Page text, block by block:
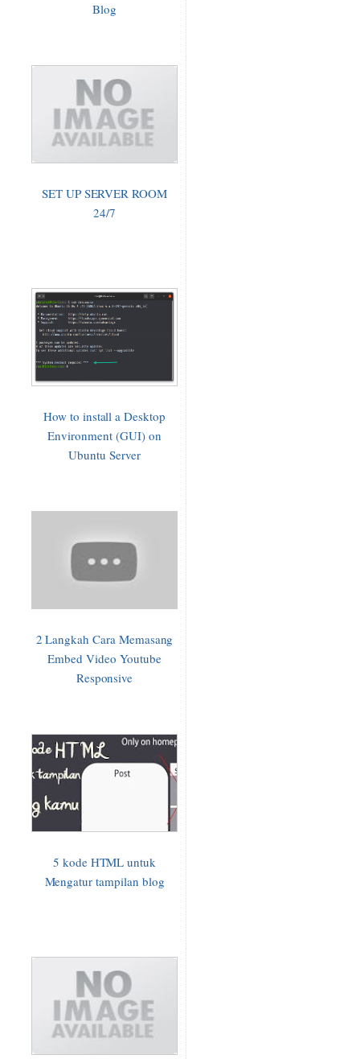
Blog
SET UP SERVER ROOM
24/7
How to install a Desktop
Environment (GUI) on
Ubuntu Server
2 Langkah Cara Memasang
Embed Video Youtube
Responsive
5 kode HTML untuk
Mengatur tampilan blog